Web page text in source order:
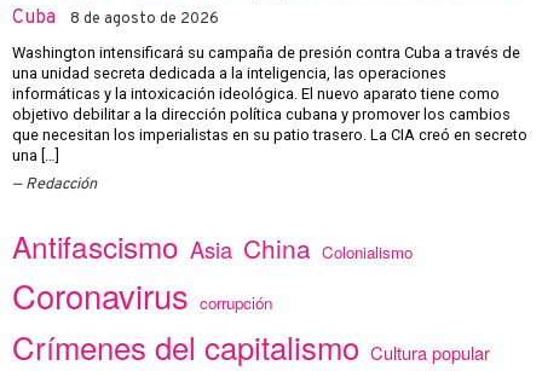
Cuba
8 de agosto de 2026
Washington intensificará su campaña de presión contra Cuba a través de
una unidad secreta dedicada a la inteligencia, las operaciones
informáticas y la intoxicación ideológica. El nuevo aparato tiene como
objetivo debilitar a la dirección política cubana y promover los cambios
que necesitan los imperialistas en su patio trasero. La CIA creó en secreto
una […]
Redacción
Antifascismo Asia China Colonialismo
Coronavirus corrupción
Crímenes del capitalismo Cultura popular